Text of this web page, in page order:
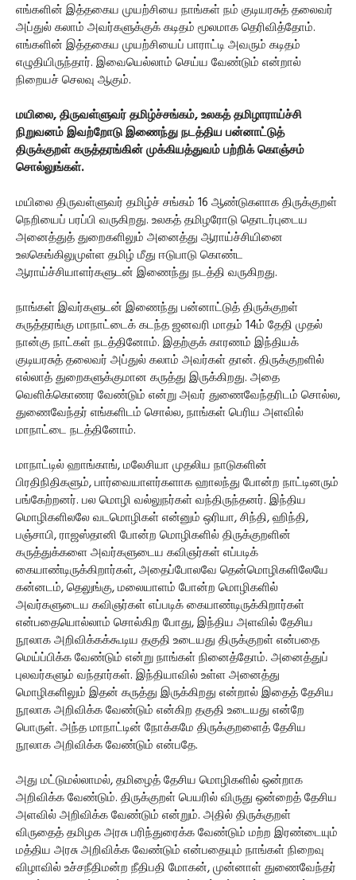
எங்களின் இத்தகைய முயற்சியை நாங்கள் நம் குடியரசுத் தலைவர்
அப்துல் கலாம் அவர்களுக்குக் கடிதம் மூலமாக தெரிவித்தோம்.
எங்களின் இத்தகைய முயற்சியைப் பாராட்டி அவரும் கடிதம்
எழுதியிருந்தார். இவையெல்லாம் செய்ய வேண்டும் என்றால்
நிறையச் செலவு ஆகும்.
மயிலை, திருவள்ளுவர் தமிழ்ச்சங்கம், உலகத் தமிழாராய்ச்சி
நிறுவனம் இவற்றோடு இணைந்து நடத்திய பன்னாட்டுத்
திருக்குறள் கருத்தரங்கின் முக்கியத்துவம் பற்றிக் கொஞ்சம்
சொல்லுங்கள்.
மயிலை திருவள்ளுவர் தமிழ்ச் சங்கம் 16 ஆண்டுகளாக திருக்குறள்
நெறியைப் பரப்பி வருகிறது. உலகத் தமிழரோடு தொடர்புடைய
அனைத்துத் துறைகளிலும் அனைத்து ஆராய்ச்சியினை
உலகெங்கிலுமுள்ள தமிழ் மீது ஈடுபாடு கொண்ட
ஆராய்ச்சியாளர்களுடன் இணைந்து நடத்தி வருகிறது.
நாங்கள் இவர்களுடன் இணைந்து பன்னாட்டுத் திருக்குறள்
கருத்தரங்கு மாநாட்டைக் கடந்த ஜனவரி மாதம் 14ம் தேதி முதல்
நான்கு நாட்கள் நடத்தினோம். இதற்குக் காரணம் இந்தியக்
குடியரசுத் தலைவர் அப்துல் கலாம் அவர்கள் தான். திருக்குறளில்
எல்லாத் துறைகளுக்குமான கருத்து இருக்கிறது. அதை
வெளிக்கொணர வேண்டும் என்று அவர் துணைவேந்தரிடம் சொல்ல,
துணைவேந்தர் எங்களிடம் சொல்ல, நாங்கள் பெரிய அளவில்
மாநாட்டை நடத்தினோம்.
மாநாட்டில் ஹாங்காங், மலேசியா முதலிய நாடுகளின்
பிரதிநிதிகளும், பார்வையாளர்களாக ஹாலந்து போன்ற நாட்டினரும்
பங்கேற்றனர். பல மொழி வல்லுநர்கள் வந்திருந்தனர். இந்திய
மொழிகளிலலே வடமொழிகள் என்னும் ஒரியா, சிந்தி, ஹிந்தி,
பஞ்சாபி, ராஜஸ்தானி போன்ற மொழிகளில் திருக்குறளின்
கருத்துக்களை அவர்களுடைய கவிஞர்கள் எப்படிக்
கையாண்டிருக்கிறார்கள், அதைப்போலவே தென்மொழிகளிலேயே
கன்னடம், தெலுங்கு, மலையாளம் போன்ற மொழிகளில்
அவர்களுடைய கவிஞர்கள் எப்படிக் கையாண்டிருக்கிறார்கள்
என்பதையொல்லாம் சொல்கிற போது, இந்திய அளவில் தேசிய
நூலாக அறிவிக்கக்கூடிய தகுதி உடையது திருக்குறள் என்பதை
மெய்ப்பிக்க வேண்டும் என்று நாங்கள் நினைத்தோம். அனைத்துப்
புலவர்களும் வந்தார்கள். இந்தியாவில் உள்ள அனைத்து
மொழிகளிலும் இதன் கருத்து இருக்கிறது என்றால் இதைத் தேசிய
நூலாக அறிவிக்க வேண்டும் என்கிற தகுதி உடையது என்றே
பொருள். அந்த மாநாட்டின் நோக்கமே திருக்குறளைத் தேசிய
நூலாக அறிவிக்க வேண்டும் என்பதே.
அது மட்டுமல்லாமல், தமிழைத் தேசிய மொழிகளில் ஒன்றாக
அறிவிக்க வேண்டும். திருக்குறள் பெயரில் விருது ஒன்றைத் தேசிய
அளவில் அறிவிக்க வேண்டும் என்றும். அதில் திருக்குறள்
விருதைத் தமிழக அரசு பரிந்துரைக்க வேண்டும் மற்ற இரண்டையும்
மத்திய அரசு அறிவிக்க வேண்டும் என்பதையும் நாங்கள் நிறைவு
விழாவில் உச்சநீதிமன்ற நீதிபதி மோகன், முன்னாள் துணைவேந்தர்